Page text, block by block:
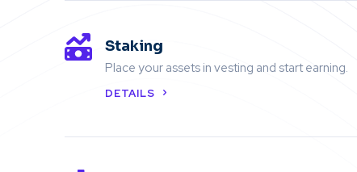
Staking
Place your assets in vesting and start earning.
DETAILS